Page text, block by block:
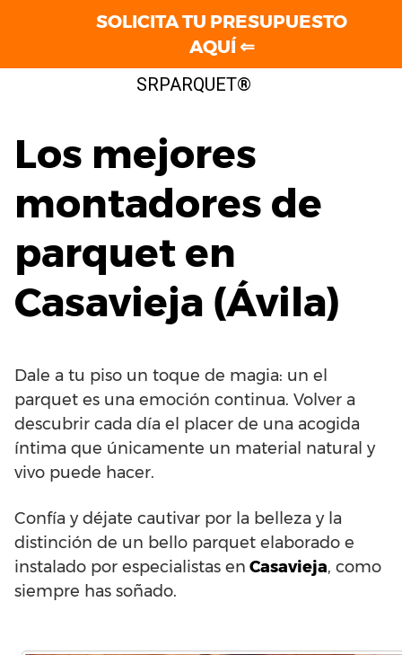
SRPARQUET®
Los mejores
montadores de
parquet en
Casavieja (Ávila)
Dale a tu piso un toque de magia: un el
parquet es una emoción continua. Volver a
descubrir cada día el placer de una acogida
íntima que únicamente un material natural y
vivo puede hacer.
Confía y déjate cautivar por la belleza y la
distinción de un bello parquet elaborado e
instalado por especialistas en Casavieja, como
siempre has soñado.
SOLICITA TU PRESUPUESTO
AQUÍ ⇐